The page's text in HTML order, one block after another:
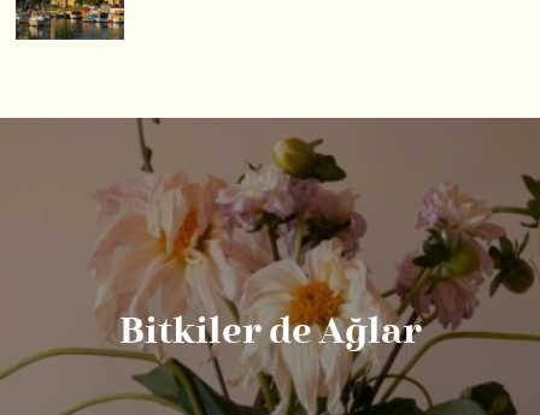
Bitkiler de Ağlar